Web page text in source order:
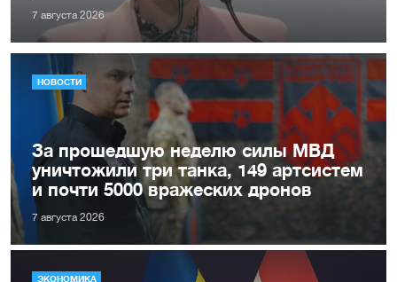
7 августа 2026
НОВОСТИ
За прошедшую неделю силы МВД
уничтожили три танка, 149 артсистем
и почти 5000 вражеских дронов
7 августа 2026
ЭКОНОМИКА